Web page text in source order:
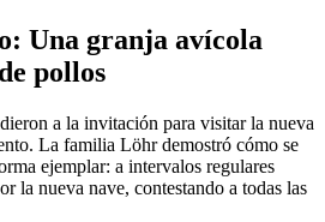
Una granja avícola
pollos
a la invitación para visitar la nueva
La familia Löhr demostró cómo se
ejemplar: a intervalos regulares
la nueva nave, contestando a todas las